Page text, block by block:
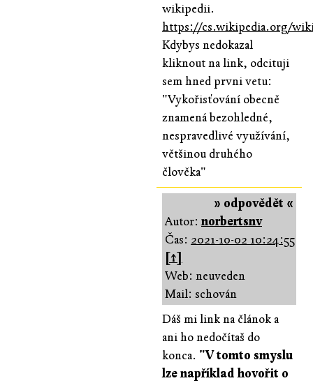
wikipedii.
https://cs.wikipedia.org/
Kdybys nedokazal
kliknout na link, odcituji
sem hned prvni vetu:
"Vykořisťování obecně
znamená bezohledné,
nespravedlivé využívání,
většinou druhého
člověka"
» odpovědět «
Autor:norbertsnv
Čas: 2021-10-02 10:24:55
[↑]
Web: neuveden
Mail: schován
Dáš mi link na článok a
ani ho nedočítaš do
konca. "V tomto smyslu
lze například hovořit o